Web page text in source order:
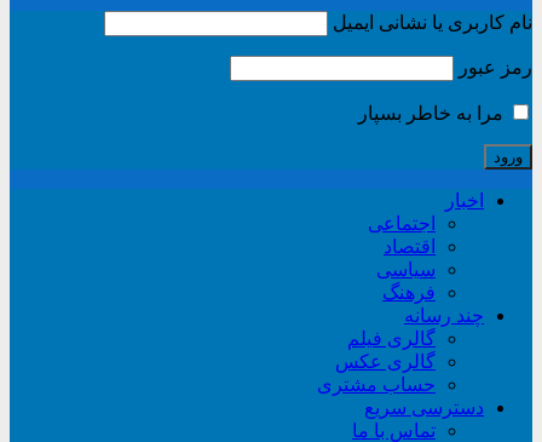
نام کاربری یا نشانی ایمیل
رمز عبور
مرا به خاطر بسپار
اخبار
اجتماعی
اقتصاد
سیاسی
فرهنگ
چند رسانه
گالری فیلم
گالری عکس
حساب مشتری
دسترسی سریع
تماس با ما